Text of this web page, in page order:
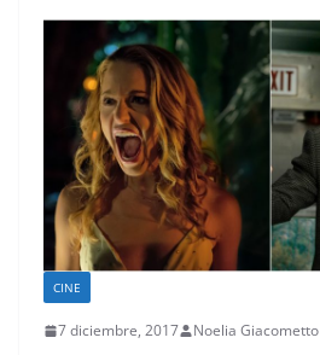
CINE
7 diciembre, 2017 Noelia Giacometto